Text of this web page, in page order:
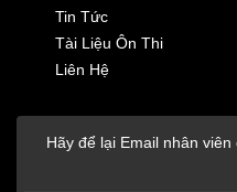
Tin Tức
Tài Liệu Ôn Thi
Liên Hệ
Hãy để lại Email nhân